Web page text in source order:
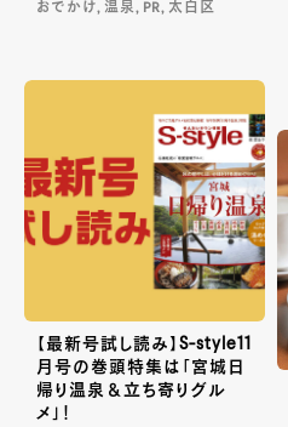
おでかけ, 温泉, PR, 太白区
【最新号試し読み】S-style11
月号の巻頭特集は「宮城日
帰り温泉＆立ち寄りグル
メ」！